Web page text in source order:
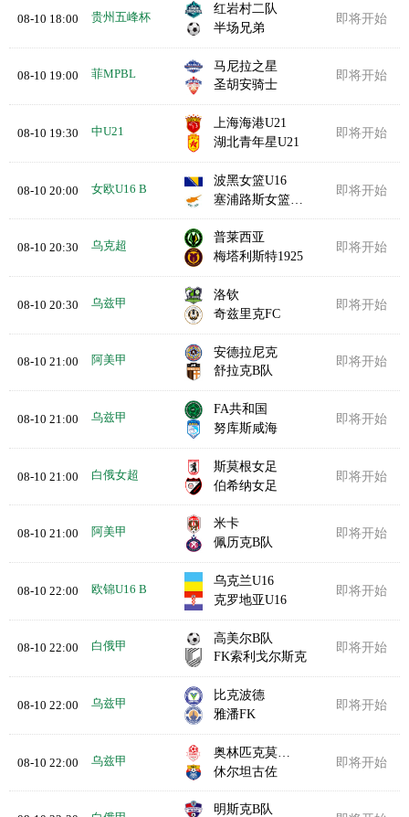
08-10 18:00 贵州五峰杯
红岩村二队
半场兄弟
即将开始
08-10 19:00 菲MPBL
马尼拉之星
圣胡安骑士
即将开始
08-10 19:30 中U21
上海海港U21
湖北青年星U21
即将开始
08-10 20:00 女欧U16 B
波黑女篮U16
塞浦路斯女篮U16
即将开始
08-10 20:30 乌克超
普莱西亚
梅塔利斯特1925
即将开始
08-10 20:30 乌兹甲
洛钦
奇兹里克FC
即将开始
08-10 21:00 阿美甲
安德拉尼克
舒拉克B队
即将开始
08-10 21:00 乌兹甲
FA共和国
努库斯咸海
即将开始
08-10 21:00 白俄女超
斯莫根女足
伯希纳女足
即将开始
08-10 21:00 阿美甲
米卡
佩历克B队
即将开始
08-10 22:00 欧锦U16 B
乌克兰U16
克罗地亚U16
即将开始
08-10 22:00 白俄甲
高美尔B队
FK索利戈尔斯克
即将开始
08-10 22:00 乌兹甲
比克波德
雅潘FK
即将开始
08-10 22:00 乌兹甲
奥林匹克莫比兹
休尔坦古佐
即将开始
明斯克B队